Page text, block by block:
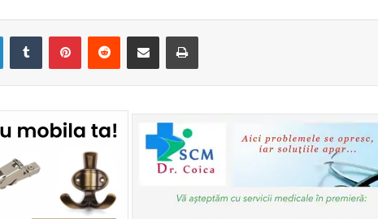
LinkedInTumblr PinterestReddit Share via Email Print